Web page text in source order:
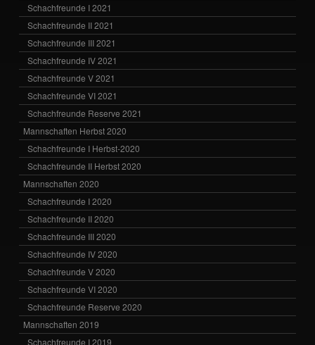
Schachfreunde I 2021
Schachfreunde II 2021
Schachfreunde III 2021
Schachfreunde IV 2021
Schachfreunde V 2021
Schachfreunde VI 2021
Schachfreunde Reserve 2021
Mannschaften Herbst 2020
Schachfreunde I Herbst-2020
Schachfreunde II Herbst 2020
Mannschaften 2020
Schachfreunde I 2020
Schachfreunde II 2020
Schachfreunde III 2020
Schachfreunde IV 2020
Schachfreunde V 2020
Schachfreunde VI 2020
Schachfreunde Reserve 2020
Mannschaften 2019
Schachfreunde I 2019